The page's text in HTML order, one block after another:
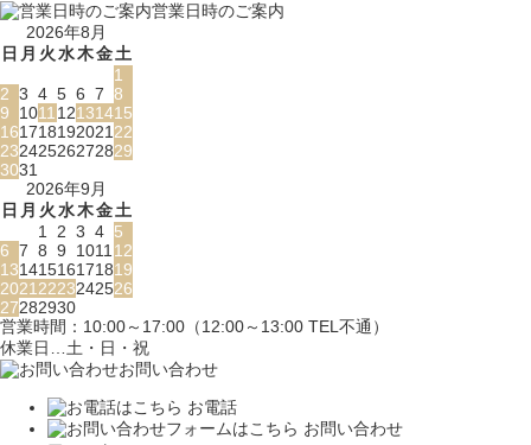
営業日時のご案内
2026年8月
日 月 火水木金土
1
2 3 4 5 6 7 8
9
101112131415
16171819202122
23242526272829
3031
2026年9月
日 月 火水木金土
1 2 3 4 5
6 7 8 9 101112
13141516171819
20212223242526
27282930
営業時間：10:00～17:00（12:00～13:00 TEL不通）
休業日…土・日・祝
お問い合わせ
お電話
お問い合わせ